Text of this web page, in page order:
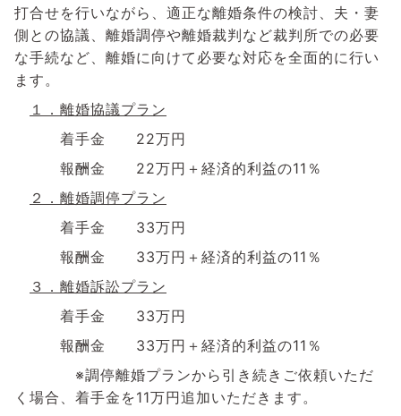
打合せを行いながら、適正な離婚条件の検討、夫・妻
側との協議、離婚調停や離婚裁判など裁判所での必要
な手続など、離婚に向けて必要な対応を全面的に行い
ます。
１．離婚協議プラン
着手金 22万円
報酬金 22万円＋経済的利益の11 ％
２．離婚調停プラン
着手金 33万円
報酬金 33万円＋経済的利益の11 ％
３．離婚訴訟プラン
着手金 33万円
報酬金 33万円＋経済的利益の11 ％
※調停離婚プランから引き続きご依頼いただ
く場合、着手金を11万円追加いただきます。